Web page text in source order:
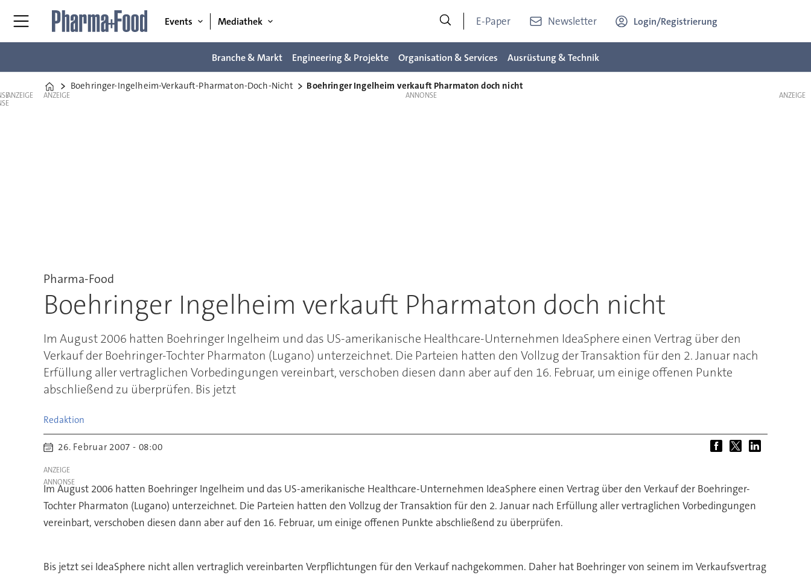
Events Mediathek E-Paper Newsletter Login/Registrierung
Branche & Markt Engineering & Projekte Organisation & Services Ausrüstung & Technik
Home
Boehringer-Ingelheim-Verkauft-Pharmaton-Doch-Nicht Boehringer Ingelheim verkauft Pharmaton doch nicht
ANZEIGE ANZEIGE
Pharma-Food
Boehringer Ingelheim verkauft Pharmaton doch nicht
Im August 2006 hatten Boehringer Ingelheim und das US-amerikanische Healthcare-Unternehmen IdeaSphere einen Vertrag über den
Verkauf der Boehringer-Tochter Pharmaton (Lugano) unterzeichnet. Die Parteien hatten den Vollzug der Transaktion für den 2. Januar nach
Erfüllung aller vertraglichen Vorbedingungen vereinbart, verschoben diesen dann aber auf den 16. Februar, um einige offenen Punkte
abschließend zu überprüfen. Bis jetzt
Redaktion
26. Februar 2007 - 08:00
ANZEIGE
Im August 2006 hatten Boehringer Ingelheim und das US-amerikanische Healthcare-Unternehmen IdeaSphere einen Vertrag über den Verkauf der Boehringer-
Tochter Pharmaton (Lugano) unterzeichnet. Die Parteien hatten den Vollzug der Transaktion für den 2. Januar nach Erfüllung aller vertraglichen Vorbedingungen
vereinbart, verschoben diesen dann aber auf den 16. Februar, um einige offenen Punkte abschließend zu überprüfen.
Bis jetzt sei IdeaSphere nicht allen vertraglich vereinbarten Verpflichtungen für den Verkauf nachgekommen. Daher hat Boehringer von seinem im Verkaufsvertrag
ANZEIGE